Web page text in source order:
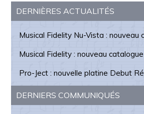
Barre
latérale
principale
DERNIÈRES ACTUALITÉS
Musical Fidelity Nu-Vista : nouveau
Musical Fidelity : nouveau
Pro-Ject : nouvelle platine Debut
DERNIERS COMMUNIQUÉS